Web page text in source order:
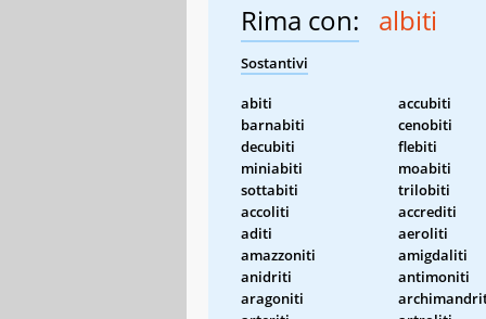
Rima con: albiti
Sostantivi
abiti accubiti
barnabiti
cenobiti
decubiti
flebiti
miniabiti
moabiti
sottabiti
trilobiti
accoliti
accrediti
aditi
aeroliti
amazzoniti
amigdaliti
anidriti
antimoniti
aragoniti